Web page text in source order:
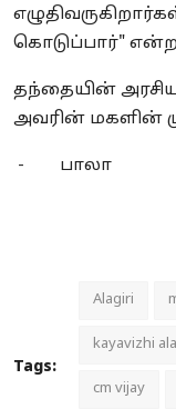
கொடுப்பார்"
தந்தையின்
அவரின் மகளின்
- பாலா
Tags:
Alagiri
kayavizhi
cm vijay